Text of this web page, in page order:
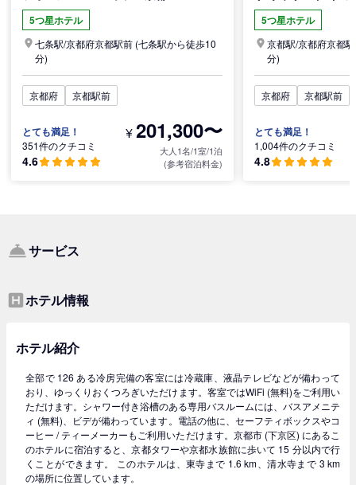
5つ星ホテル
七条駅/京都府京都駅前 (七条駅から徒歩10
分)
京都府 京都駅前
とても満足！
351件のクチコミ
4.6
¥201,300〜
大人1名/1室/1泊
(参考宿泊料金)
5つ星ホテル
京都駅/京都府京都
分)
京都府 京都駅前
とても満足！
1,004件のクチコミ
4.8
サービス
ホテル情報
ホテル紹介
全部で 126 ある冷房完備の客室には冷蔵庫、液晶テレビなどが備わって
おり、ゆっくりおくつろぎいただけます。客室ではWiFi (無料)をご利用い
ただけます。シャワー付き浴槽のある専用バスルームには、バスアメニテ
ィ (無料)、ビデが備わっています。電話の他に、セーフティボックスやコ
ーヒー / ティーメーカーもご利用いただけます。京都市 (下京区) にあるこ
のホテルに宿泊すると、京都タワーや京都水族館に歩いて 15 分以内で行
くことができます。 このホテルは、東寺まで 1.6 km、清水寺まで 3 km
の場所に位置しています。